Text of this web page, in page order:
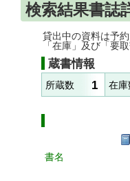
検索結果書誌
貸出中の資料は予
「在庫」及び「要
蔵書情報
所蔵数 1 在庫
書名